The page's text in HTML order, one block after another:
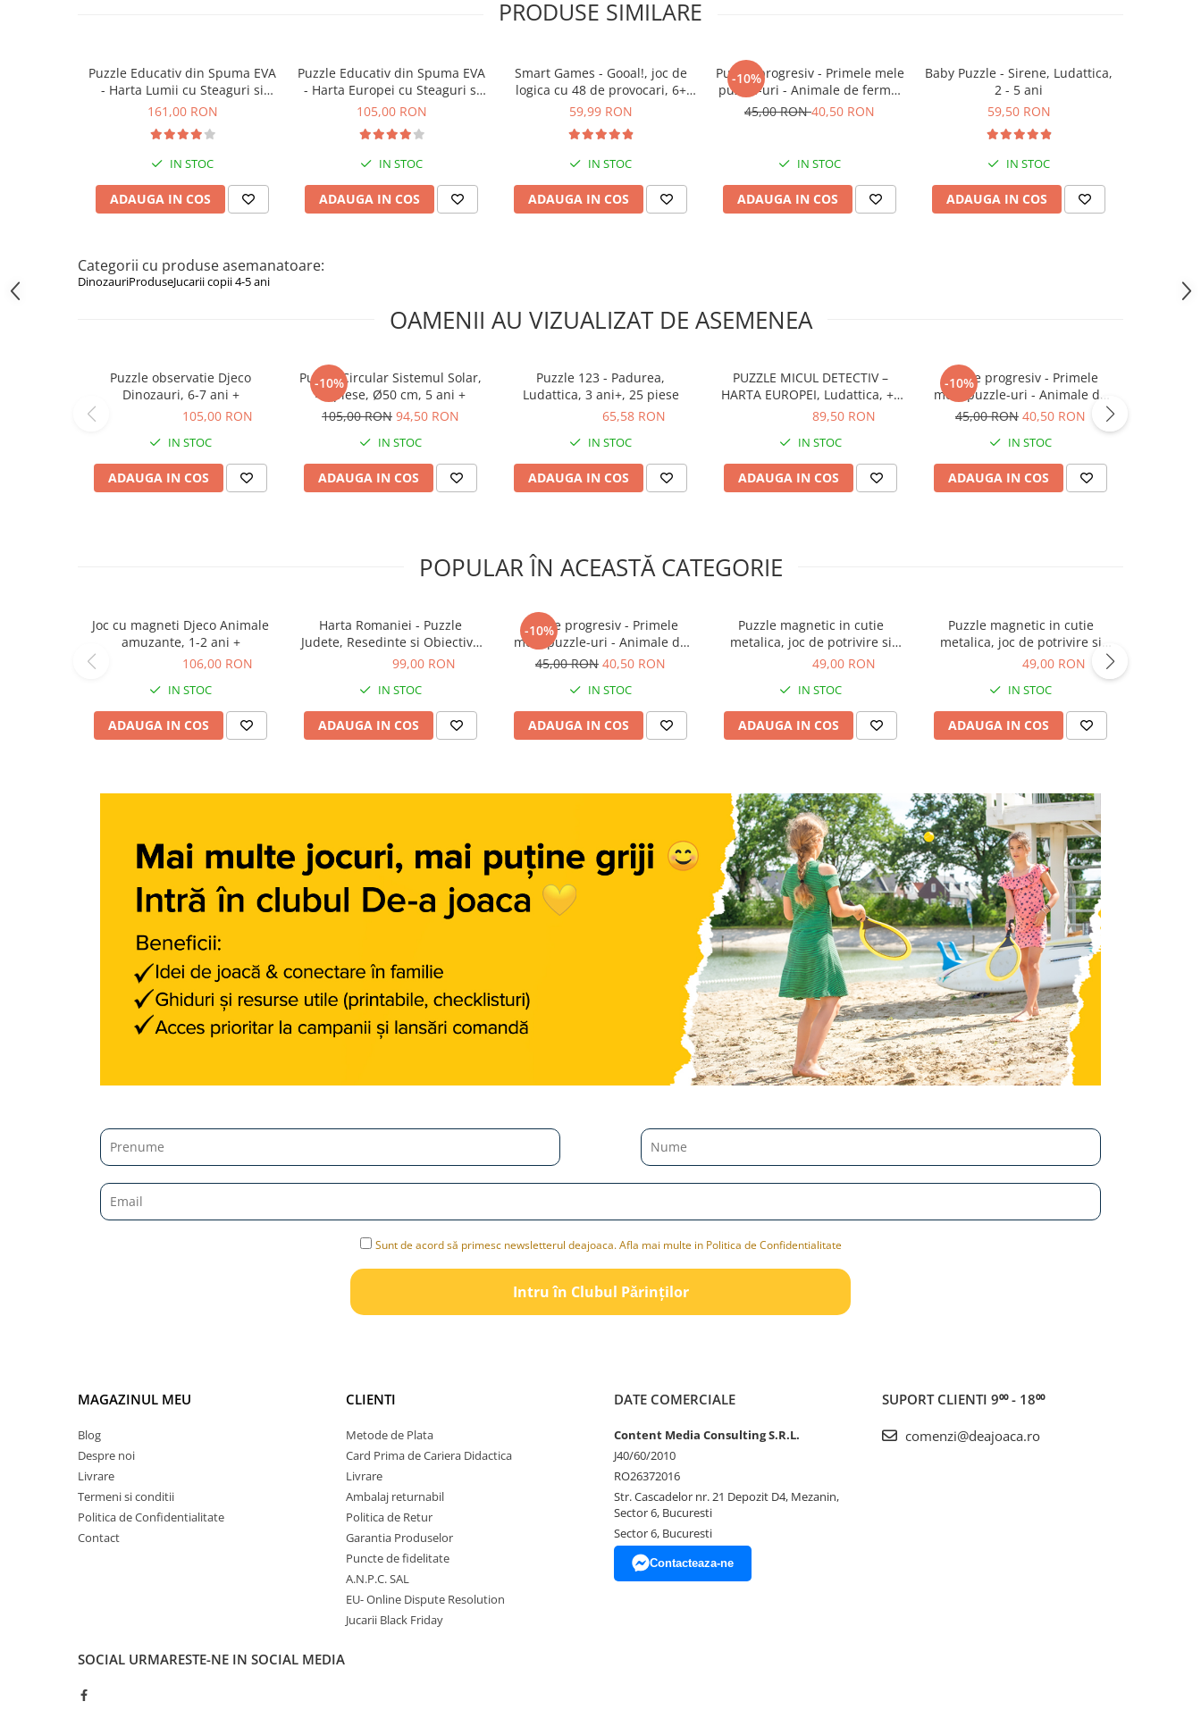
Figurine animale domestice
Figurine animale salbatice
Figurine Disney
Cărți de Crăciun
Carti dezvoltare emotionala
Carti povesti ilustrate
Carti bebelusi
Carti de fictiune
Cărți educative pentru copii
Jocuri si jucarii educative
Carti si materiale pentru scoala
Biciclete pentru copii
Articole pentru colectionari
Monede si Bancnote Autentice din
Colectia Camaro vs Mustang
Animalele Planetei
Castelul Medieval
Colectia Barbie Jocul de-a Moda
Colectia insecte din lumea
Colectia Viata la Ferma
Camera copilului
PRODUSE SIMILARE
Puzzle Educativ din Spuma EVA
- Harta Lumii cu Steaguri si
Capitale, Imagimake, 5 ani+
161,00 RON
IN STOC
ADAUGA IN COS
Puzzle Educativ din Spuma EVA
- Harta Europei cu Steaguri si
Capitale, Imagimake, 5 ani+
105,00 RON
IN STOC
ADAUGA IN COS
Smart Games - Gooal!, joc de
logica cu 48 de provocari, 6+
ani
59,99 RON
IN STOC
ADAUGA IN COS
-10%
Puzzle progresiv - Primele mele
puzzle-uri - Animale de fermă,
21 piese, 2 ani+, Apli Kids
45,00 RON40,50 RON
IN STOC
ADAUGA IN COS
Baby Puzzle - Sirene, Ludattica,
2 - 5 ani
59,50 RON
IN STOC
ADAUGA IN COS
Categorii cu produse asemanatoare:
DinozauriProduseJucarii copii 4-5 ani
OAMENII AU VIZUALIZAT DE ASEMENEA
Puzzle observatie Djeco
Dinozauri, 6-7 ani +
105,00 RON
IN STOC
ADAUGA IN COS
-10%
Puzzle Circular Sistemul Solar,
48 piese, Ø50 cm, 5 ani +
105,00 RON 94,50 RON
IN STOC
ADAUGA IN COS
Puzzle 123 - Padurea,
Ludattica, 3 ani+, 25 piese
65,58 RON
IN STOC
ADAUGA IN COS
PUZZLE MICUL DETECTIV –
HARTA EUROPEI, Ludattica, +5
ani
89,50 RON
IN STOC
ADAUGA IN COS
-10%
Puzzle progresiv - Primele
mele puzzle-uri - Animale de
fermă, 21 piese, 2 ani+, Apli
45,00 RON 40,50 RON
IN STOC
ADAUGA IN COS
POPULAR ÎN ACEASTĂ CATEGORIE
Joc cu magneti Djeco Animale
amuzante, 1-2 ani +
106,00 RON
IN STOC
ADAUGA IN COS
Harta Romaniei - Puzzle
Judete, Resedinte si Obiective
turistice, +5 ani
99,00 RON
IN STOC
ADAUGA IN COS
-10%
Puzzle progresiv - Primele
mele puzzle-uri - Animale de
fermă, 21 piese, 2 ani+, Apli
45,00 RON 40,50 RON
IN STOC
ADAUGA IN COS
Puzzle magnetic in cutie
metalica, joc de potrivire si
asociere - Doctor
49,00 RON
IN STOC
ADAUGA IN COS
Puzzle magnetic in cutie
metalica, joc de potrivire si
asociere - Unicorni
49,00 RON
IN STOC
ADAUGA IN COS
Sunt de acord să primesc newsletterul deajoaca. Afla mai multe in Politica de Confidentialitate
Intru în Clubul Pǎrinților
MAGAZINUL MEU
Blog
Despre noi
Livrare
Termeni si conditii
Politica de Confidentialitate
Contact
CLIENTI
Metode de Plata
Card Prima de Cariera Didactica
Livrare
Ambalaj returnabil
Politica de Retur
Garantia Produselor
Puncte de fidelitate
A.N.P.C. SAL
EU- Online Dispute Resolution
Jucarii Black Friday
DATE COMERCIALE
Content Media Consulting S.R.L.
J40/60/2010
RO26372016
Str. Cascadelor nr. 21 Depozit D4, Mezanin,
Sector 6, Bucuresti
Sector 6, Bucuresti
Contacteaza-ne
SUPORT CLIENTI 9⁰⁰ - 18⁰⁰
comenzi@deajoaca.ro
SOCIAL URMARESTE-NE IN SOCIAL MEDIA